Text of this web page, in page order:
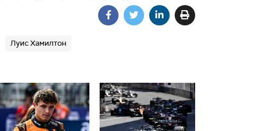
Луис Хамилтон